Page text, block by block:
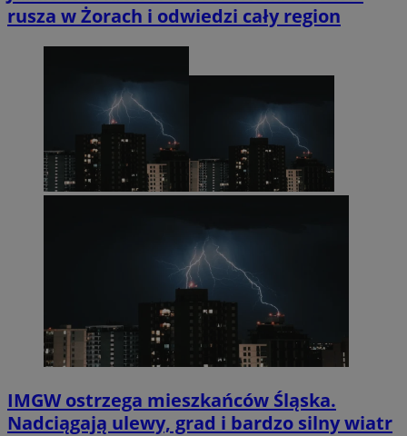
rusza w Żorach i odwiedzi cały region
IMGW ostrzega mieszkańców Śląska.
Nadciągają ulewy, grad i bardzo silny wiatr